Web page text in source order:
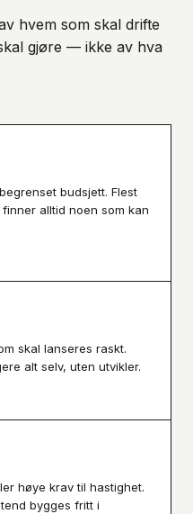
hvem som skal drifte
gjøre — ikke av hva
budsjett. Flest
alltid noen som kan
skal lanseres raskt.
alt selv, uten utvikler.
høye krav til hastighet.
bygges fritt i